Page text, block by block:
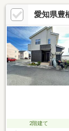
約14分(約1080m)
住宅や大家族にも
保。書斎やテレワ
き、多様なライフ
ど、お気軽にお問
愛知県豊
2階建て